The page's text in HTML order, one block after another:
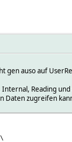
gen auso auf
Reading
Daten zugreifen